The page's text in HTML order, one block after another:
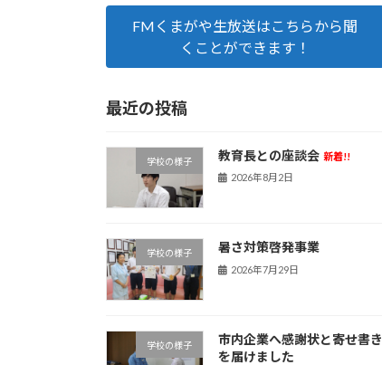
FMくまがや生放送はこちらから聞
くことができます！
最近の投稿
学校の様子 教育長との座談会 新着!!
2026年8月2日
学校の様子 暑さ対策啓発事業
2026年7月29日
学校の様子
市内企業へ感謝状と寄せ書き
を届けました